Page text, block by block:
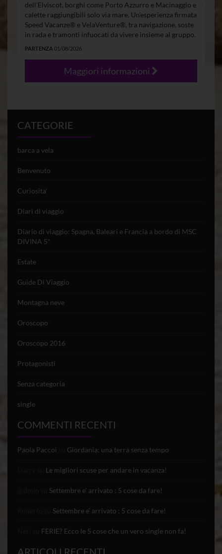
dell’Elviscot, borghi come Porto Azzurro e Macinaggio e
calette raggiungibili solo via mare. Un’esperienza firmata
Speed Vacanze® e VelaVenture®, tra navigazione, soste
in rada e tramonti infuocati da vivere insieme al gruppo.
PARTENZA 01/08/2026
Maggiori informazioni
CATEGORIE
barca a vela
Benvenuto
Curiosita'
Diari di viaggio
Diario di viaggio: Spagna, Baleari e Francia a bordo di MSC
DIVINA 5*
Estate
Guide Di Viaggio
Montagna neve
Oroscopo
Oroscopo 2016
Protagonisti
Senza categoria
single
COMMENTI RECENTI
Paola Paccoi Giordania: una terra senza tempo
Le migliori scuse per andare in vacanza!
Settembre e’ arrivato : 5 cose da fare!
Settembre e’ arrivato : 5 cose da fare!
FERIE? Ecco le 5 cose che un vero single non fa!